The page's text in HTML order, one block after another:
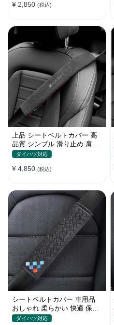
¥ 2,850 (税込)
上品 シートベルトカバー 高
品質 シンブル 滑り止め 肩当
てパッド 圧迫感軽減
ダイハツ対応
¥ 4,850 (税込)
シートベルトカバー 車用品
おしゃれ 柔らかい 快適 保護
肩当てパッド 圧迫感軽減
ダイハツ対応